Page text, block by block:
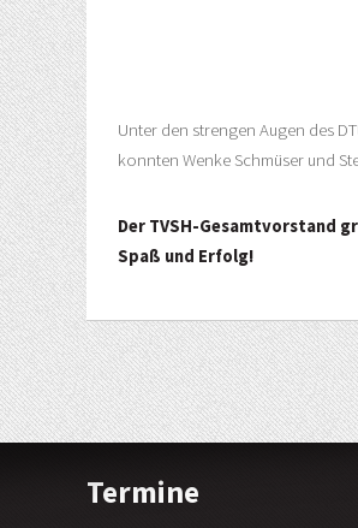
Unter den strengen Augen des
konnten Wenke Schmüser und
Der TVSH-Gesamtvorstand
Spaß und Erfolg!
Termine